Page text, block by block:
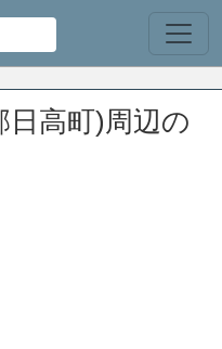
日高町)周辺の